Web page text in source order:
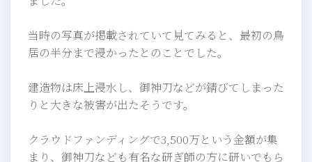
当時の写真が掲載されていて見てみると、最初の鳥
居の半分まで浸かったとのことでした。
建造物は床上浸水し、御神刀などが錆びてしまった
りと大きな被害が出たそうです。
クラウドファンディングで3,500万という金額が集
まり、御神刀なども有名な研ぎ師の方に研いでもら